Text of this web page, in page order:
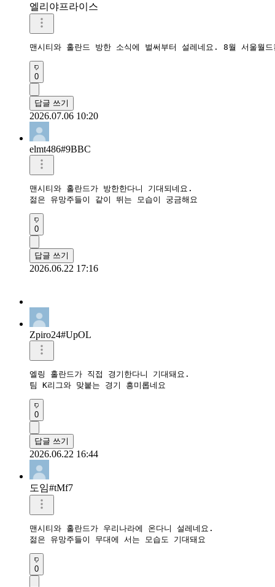
엘리야프라이스
맨시티와 홀란드 방한 소식에 벌써부터 설레네요. 8월 서울월
0
답글 쓰기
2026.07.06 10:20
elmt486#9BBC
맨시티와 홀란드가 방한한다니 기대되네요.
젊은 유망주들이 같이 뛰는 모습이 궁금해요
0
답글 쓰기
2026.06.22 17:16
Zpiro24#UpOL
엘링 홀란드가 직접 경기한다니 기대돼요.
팀 K리그와 맞붙는 경기 흥미롭네요
0
답글 쓰기
2026.06.22 16:44
도임#tMf7
맨시티와 홀란드가 우리나라에 온다니 설레네요.
젊은 유망주들이 무대에 서는 모습도 기대돼요
0